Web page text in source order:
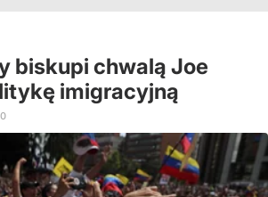
biskupi chwalą Joe
imigracyjną